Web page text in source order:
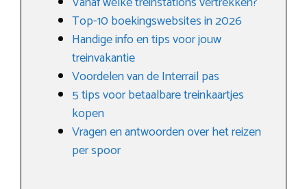
Top-10 boekingswebsites in 2026
Handige info en tips voor jouw
treinvakantie
Voordelen van de Interrail pas
5 tips voor betaalbare treinkaartjes
kopen
Vragen en antwoorden over het reizen
per spoor